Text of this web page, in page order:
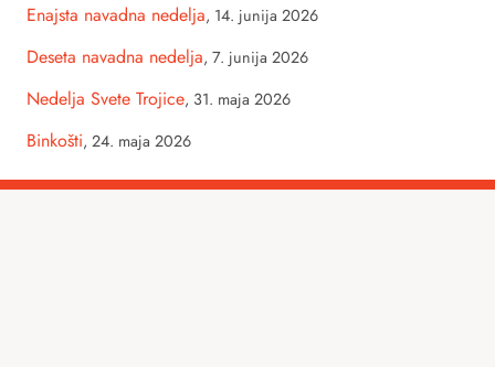
Enajsta navadna nedelja, 14. junija 2026
Deseta navadna nedelja, 7. junija 2026
Nedelja Svete Trojice, 31. maja 2026
Binkošti, 24. maja 2026